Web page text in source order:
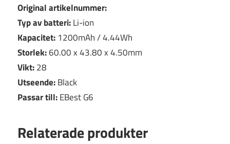
Original artikelnummer:
Typ av batteri:Li-ion
Kapacitet: 1200mAh / 4.44Wh
Storlek:60.00 x 43.80 x 4.50mm
Vikt:28
Utseende:Black
Passar till:EBest G6
Relaterade produkter